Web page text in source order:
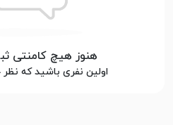
هنوز هیچ کامنتی
اولین نفری باشید که